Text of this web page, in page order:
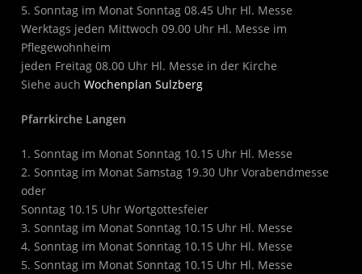
5. Sonntag im Monat Sonntag 08.45 Uhr Hl. Messe
Werktags jeden Mittwoch 09.00 Uhr Hl. Messe im
Pflegewohnheim
jeden Freitag 08.00 Uhr Hl. Messe in der Kirche
Siehe auchWochenplan Sulzberg
Pfarrkirche Langen
1. Sonntag im Monat Sonntag 10.15 Uhr Hl. Messe
2. Sonntag im Monat Samstag 19.30 Uhr Vorabendmesse
oder
Sonntag 10.15 Uhr Wortgottesfeier
3. Sonntag im Monat Sonntag 10.15 Uhr Hl. Messe
4. Sonntag im Monat Sonntag 10.15 Uhr Hl. Messe
5. Sonntag im Monat Sonntag 10.15 Uhr Hl. Messe